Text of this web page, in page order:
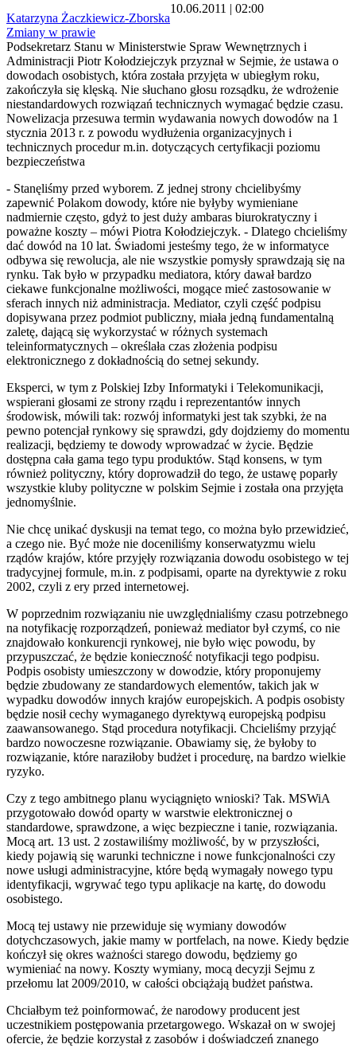
Katarzyna Żaczkiewicz-Zborska
10.06.2011 | 02:00
Zmiany w prawie
Podsekretarz Stanu w Ministerstwie Spraw Wewnętrznych i
Administracji Piotr Kołodziejczyk przyznał w Sejmie, że ustawa o
dowodach osobistych, która została przyjęta w ubiegłym roku,
zakończyła się klęską. Nie słuchano głosu rozsądku, że wdrożenie
niestandardowych rozwiązań technicznych wymagać będzie czasu.
Nowelizacja przesuwa termin wydawania nowych dowodów na 1
stycznia 2013 r. z powodu wydłużenia organizacyjnych i
technicznych procedur m.in. dotyczących certyfikacji poziomu
bezpieczeństwa
- Stanęliśmy przed wyborem. Z jednej strony chcielibyśmy
zapewnić Polakom dowody, które nie byłyby wymieniane
nadmiernie często, gdyż to jest duży ambaras biurokratyczny i
poważne koszty – mówi Piotra Kołodziejczyk. - Dlatego chcieliśmy
dać dowód na 10 lat. Świadomi jesteśmy tego, że w informatyce
odbywa się rewolucja, ale nie wszystkie pomysły sprawdzają się na
rynku. Tak było w przypadku mediatora, który dawał bardzo
ciekawe funkcjonalne możliwości, mogące mieć zastosowanie w
sferach innych niż administracja. Mediator, czyli część podpisu
dopisywana przez podmiot publiczny, miała jedną fundamentalną
zaletę, dającą się wykorzystać w różnych systemach
teleinformatycznych – określała czas złożenia podpisu
elektronicznego z dokładnością do setnej sekundy.
Eksperci, w tym z Polskiej Izby Informatyki i Telekomunikacji,
wspierani głosami ze strony rządu i reprezentantów innych
środowisk, mówili tak: rozwój informatyki jest tak szybki, że na
pewno potencjał rynkowy się sprawdzi, gdy dojdziemy do momentu
realizacji, będziemy te dowody wprowadzać w życie. Będzie
dostępna cała gama tego typu produktów. Stąd konsens, w tym
również polityczny, który doprowadził do tego, że ustawę poparły
wszystkie kluby polityczne w polskim Sejmie i została ona przyjęta
jednomyślnie.
Nie chcę unikać dyskusji na temat tego, co można było przewidzieć,
a czego nie. Być może nie doceniliśmy konserwatyzmu wielu
rządów krajów, które przyjęły rozwiązania dowodu osobistego w tej
tradycyjnej formule, m.in. z podpisami, oparte na dyrektywie z roku
2002, czyli z ery przed internetowej.
W poprzednim rozwiązaniu nie uwzględnialiśmy czasu potrzebnego
na notyfikację rozporządzeń, ponieważ mediator był czymś, co nie
znajdowało konkurencji rynkowej, nie było więc powodu, by
przypuszczać, że będzie konieczność notyfikacji tego podpisu.
Podpis osobisty umieszczony w dowodzie, który proponujemy
będzie zbudowany ze standardowych elementów, takich jak w
wypadku dowodów innych krajów europejskich. A podpis osobisty
będzie nosił cechy wymaganego dyrektywą europejską podpisu
zaawansowanego. Stąd procedura notyfikacji. Chcieliśmy przyjąć
bardzo nowoczesne rozwiązanie. Obawiamy się, że byłoby to
rozwiązanie, które naraziłoby budżet i procedurę, na bardzo wielkie
ryzyko.
Czy z tego ambitnego planu wyciągnięto wnioski? Tak. MSWiA
przygotowało dowód oparty w warstwie elektronicznej o
standardowe, sprawdzone, a więc bezpieczne i tanie, rozwiązania.
Mocą art. 13 ust. 2 zostawiliśmy możliwość, by w przyszłości,
kiedy pojawią się warunki techniczne i nowe funkcjonalności czy
nowe usługi administracyjne, które będą wymagały nowego typu
identyfikacji, wgrywać tego typu aplikacje na kartę, do dowodu
osobistego.
Mocą tej ustawy nie przewiduje się wymiany dowodów
dotychczasowych, jakie mamy w portfelach, na nowe. Kiedy będzie
kończył się okres ważności starego dowodu, będziemy go
wymieniać na nowy. Koszty wymiany, mocą decyzji Sejmu z
przełomu lat 2009/2010, w całości obciążają budżet państwa.
Chciałbym też poinformować, że narodowy producent jest
uczestnikiem postępowania przetargowego. Wskazał on w swojej
ofercie, że będzie korzystał z zasobów i doświadczeń znanego